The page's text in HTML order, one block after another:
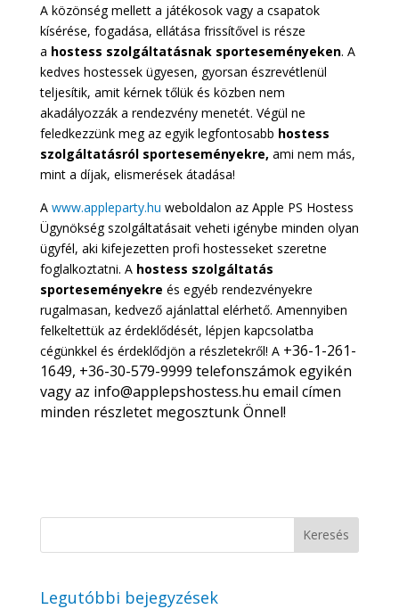
A közönség mellett a játékosok vagy a csapatok
kísérése, fogadása, ellátása frissítővel is része
a hostess szolgáltatásnak sporteseményeken. A
kedves hostessek ügyesen, gyorsan észrevétlenül
teljesítik, amit kérnek tőlük és közben nem
akadályozzák a rendezvény menetét. Végül ne
feledkezzünk meg az egyik legfontosabb hostess
szolgáltatásról sporteseményekre, ami nem más,
mint a díjak, elismerések átadása!
A www.appleparty.hu weboldalon az Apple PS Hostess
Ügynökség szolgáltatásait veheti igénybe minden olyan
ügyfél, aki kifejezetten profi hostesseket szeretne
foglalkoztatni. A hostess szolgáltatás
sporteseményekre és egyéb rendezvényekre
rugalmasan, kedvező ajánlattal elérhető. Amennyiben
felkeltettük az érdeklődését, lépjen kapcsolatba
cégünkkel és érdeklődjön a részletekről! A +36-1-261-
1649, +36-30-579-9999 telefonszámok egyikén
vagy az info@applepshostess.hu email címen
minden részletet megosztunk Önnel!
Legutóbbi bejegyzések